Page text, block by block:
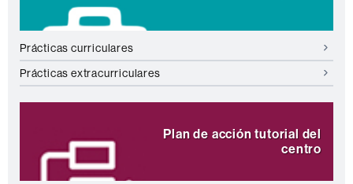
Prácticas curriculares
Prácticas extracurriculares
Plan de acción tutorial del
centro